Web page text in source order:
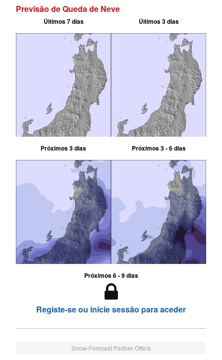
Previsão de Queda de Neve
Últimos 7 dias Últimos 3 dias
Próximos 3 dias Próximos 3 - 6 dias
Próximos 6 - 9 dias
Registe-se ou inicie sessão para aceder
Snow-Forecast Partner Offers